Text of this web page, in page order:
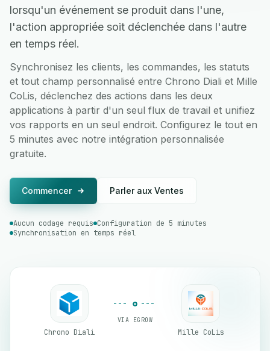
lorsqu'un événement se produit dans l'une,
l'action appropriée soit déclenchée dans l'autre
en temps réel.
Synchronisez les clients, les commandes, les statuts
et tout champ personnalisé entre Chrono Diali et Mille
CoLis, déclenchez des actions dans les deux
applications à partir d'un seul flux de travail et unifiez
vos rapports en un seul endroit. Configurez le tout en
5 minutes avec notre intégration personnalisée
gratuite.
Commencer Parler aux Ventes
Aucun codage requis Configuration de 5 minutes
Synchronisation en temps réel
Chrono Diali
VIA EGROW
Mille CoLis